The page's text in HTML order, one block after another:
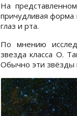
На
причудливая
глаз и рта.
По мнению
звезда класса O.
Обычно эти звёзды